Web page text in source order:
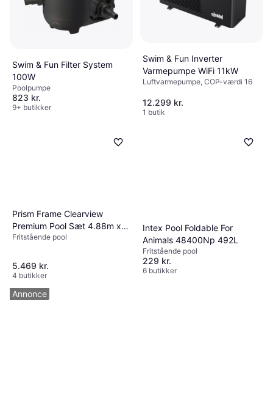
Swim & Fun Filter System
100W
Poolpumpe
823 kr.
9+ butikker
Swim & Fun Inverter
Varmepumpe WiFi 11kW
Luftvarmepumpe, COP-værdi 16
12.299 kr.
1 butik
Prism Frame Clearview
Premium Pool Sæt 4.88m x
1.22m
Fritstående pool
5.469 kr.
4 butikker
Intex Pool Foldable For
Animals 48400Np 492L
Fritstående pool
229 kr.
6 butikker
Annonce